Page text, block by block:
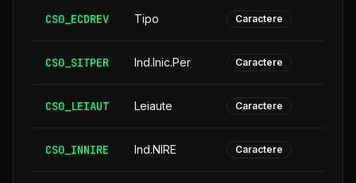
CS0_ECDREV Tipo Caractere
CS0_SITPER Ind.Inic.Per Caractere
CS0_LEIAUT Leiaute Caractere
CS0_INNIRE Ind.NIRE Caractere